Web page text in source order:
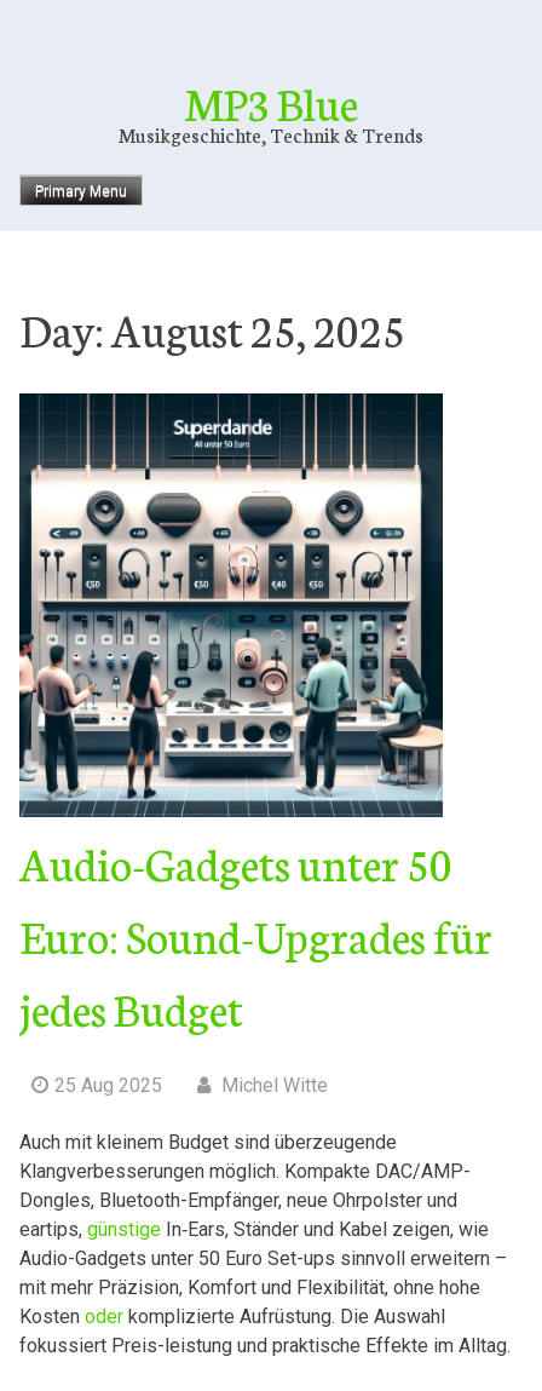
MP3 Blue
Musikgeschichte, Technik & Trends
Primary Menu
Day:August 25, 2025
Audio-Gadgets unter 50
Euro: Sound-Upgrades für
jedes Budget
25 Aug 2025 Michel Witte
Auch ⁣mit kleinem Budget sind‍ überzeugende
Klangverbesserungen‍ möglich. Kompakte DAC/AMP-
Dongles,‌ Bluetooth-Empfänger, neue Ohrpolster ⁤und
eartips, günstigeIn‑Ears, Ständer und Kabel zeigen, ‍wie
Audio-Gadgets unter‍ 50 Euro Set-ups sinnvoll erweitern –
mit⁤ mehr Präzision, ​Komfort und Flexibilität, ⁢ohne hohe
Kosten oderkomplizierte Aufrüstung. Die Auswahl
fokussiert Preis-leistung und praktische Effekte im Alltag.